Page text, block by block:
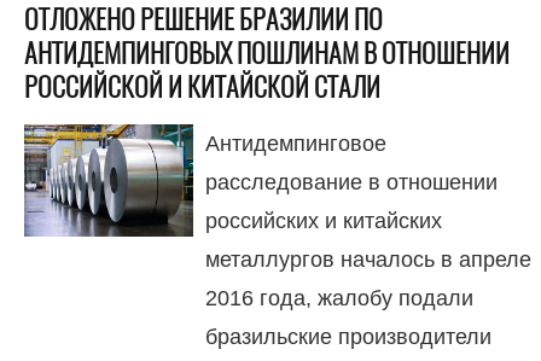
ОТЛОЖЕНО РЕШЕНИЕ БРАЗИЛИИ ПО
АНТИДЕМПИНГОВЫХ ПОШЛИНАМ В ОТНОШЕНИИ
РОССИЙСКОЙ И КИТАЙСКОЙ СТАЛИ
Антидемпинговое
расследование в отношении
российских и китайских
металлургов началось в апреле
2016 года, жалобу подали
бразильские производители